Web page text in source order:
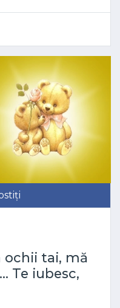
ochii tai, mă
Te iubesc,